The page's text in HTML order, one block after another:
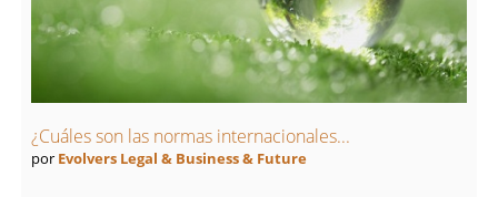
¿Cuáles son las normas internacionales...
por Evolvers Legal & Business & Future